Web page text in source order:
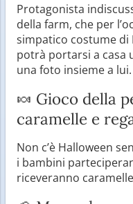
Protagonista
della farm, che per
simpatico costume di
potrà portarsi a casa
una foto insieme a lui.
🍬 Gioco della
caramelle e
Non c’è Halloween
i bambini
riceveranno